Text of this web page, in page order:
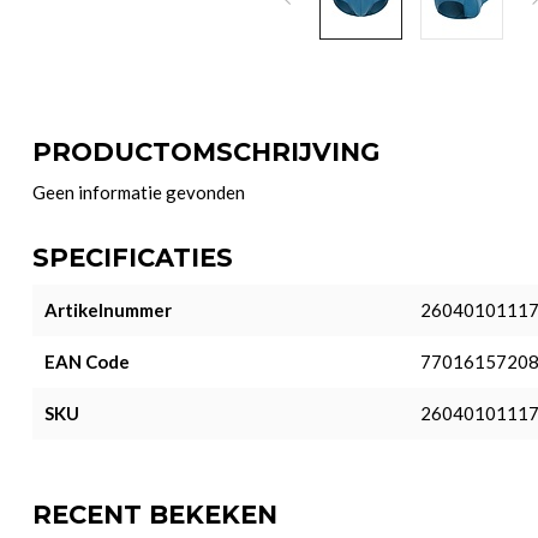
PRODUCTOMSCHRIJVING
Geen informatie gevonden
SPECIFICATIES
Artikelnummer 26040101117
EAN Code
SKU
RECENT BEKEKEN